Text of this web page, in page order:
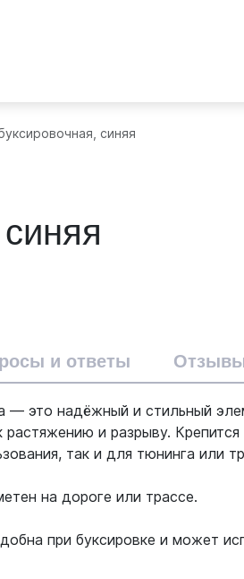
синяя
и ответы
— это надёжный и стильный
растяжению и разрыву.
так и для тюнинга или
на дороге или трассе.
при буксировке и может